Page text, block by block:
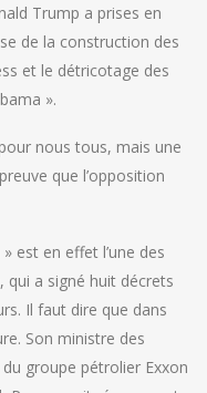
Trump a prises en
de la construction des
et le détricotage des
».
nous tous, mais une
que l’opposition
est en effet l’une des
qui a signé huit décrets
Il faut dire que dans
Son ministre des
groupe pétrolier Exxon